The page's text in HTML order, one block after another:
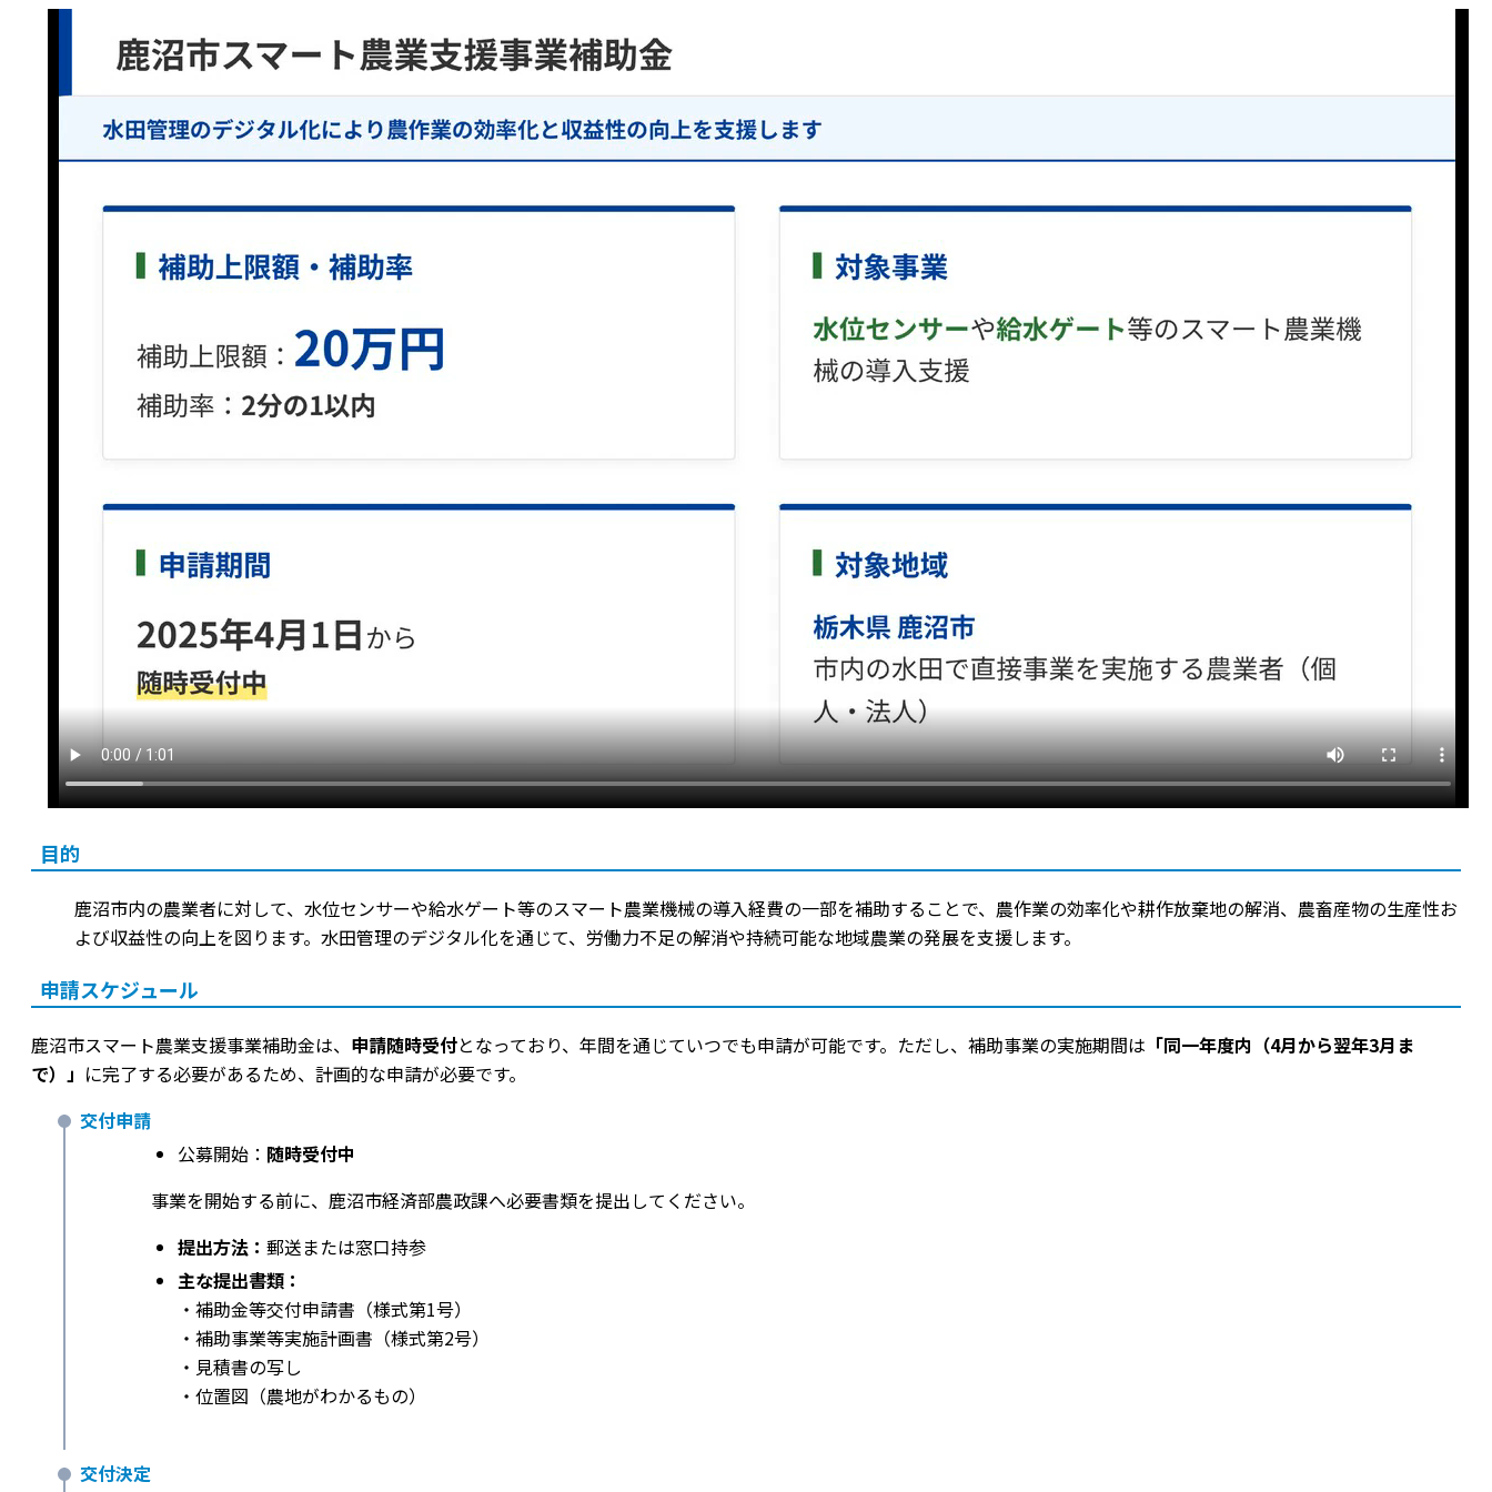
目的
鹿沼市内の農業者に対して、水位センサーや給水ゲート等のスマート農業機械の導入経費の一部を補助することで、農作業の効率化や耕作放棄地の解消、農畜産物の生産性お
よび収益性の向上を図ります。水田管理のデジタル化を通じて、労働力不足の解消や持続可能な地域農業の発展を支援します。
申請スケジュール
鹿沼市スマート農業支援事業補助金は、 申請随時受付となっており、年間を通じていつでも申請が可能です。ただし、補助事業の実施期間は 「同一年度内（4月から翌年3月ま
で）」 に完了する必要があるため、計画的な申請が必要です。
交付申請
公募開始： 随時受付中
事業を開始する前に、鹿沼市経済部農政課へ必要書類を提出してください。
提出方法： 郵送または窓口持参
主な提出書類：
・補助金等交付申請書（様式第1号）
・補助事業等実施計画書（様式第2号）
・見積書の写し
・位置図（農地がわかるもの）
交付決定